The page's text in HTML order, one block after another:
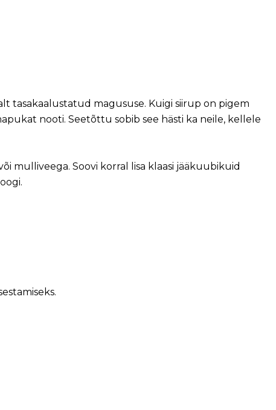
tasakaalustatud magususe. Kuigi siirup on pigem
nooti. Seetõttu sobib see hästi ka neile, kellele
mulliveega. Soovi korral lisa klaasi jääkuubikuid